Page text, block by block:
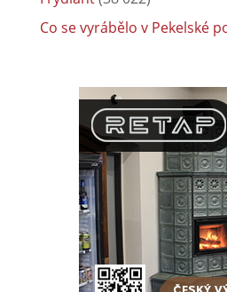
Co se vyrábělo v Pekelské